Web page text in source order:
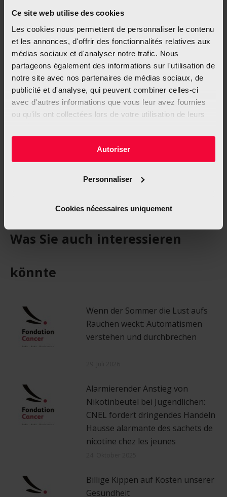
Ce site web utilise des cookies
Les cookies nous permettent de personnaliser le contenu
et les annonces, d'offrir des fonctionnalités relatives aux
médias sociaux et d'analyser notre trafic. Nous
partageons également des informations sur l'utilisation de
notre site avec nos partenaires de médias sociaux, de
publicité et d'analyse, qui peuvent combiner celles-ci
avec d'autres informations que vous leur avez fournies
ou qu'ils ont collectées lors de votre utilisation de leurs
Autoriser
Personnaliser
Cookies nécessaires uniquement
genutzt werden
an Sportstätten (offen und geschlossen)
Einrichtung weiterer rauchfreier Bereiche
(Bushaltestellen, Terrassen, Gebiet rund um
Schulen, öffentliche Parks, Strände usw.)
Partager cet article
on
on
on
on
Was Sie auch interessieren
könnte
Wenn der Sommer die Lust aufs
Rauchen weckt: Automatismen
verstehen und durchbrechen
Alarmierender Anstieg von
Nikotinbeutel bei Jugendlichen:
CNEL fordert dringendes Handeln
Hausse alarmante des sachets de
nicotine chez les jeunes
Billige Kippen auf Kosten unserer
Gesundheit